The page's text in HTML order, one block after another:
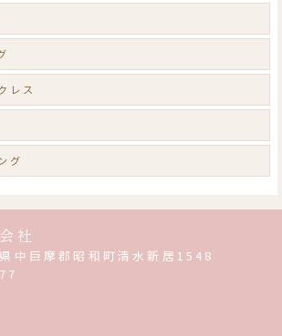
レス
グ
社
中巨摩郡昭和町清水新居1548